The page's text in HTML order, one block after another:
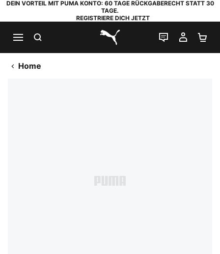
DEIN VORTEIL MIT PUMA KONTO: 60 TAGE RÜCKGABERECHT STATT 30
TAGE.
REGISTRIERE DICH JETZT
PUMA.com
LIVE-CHAT
MEIN
Home